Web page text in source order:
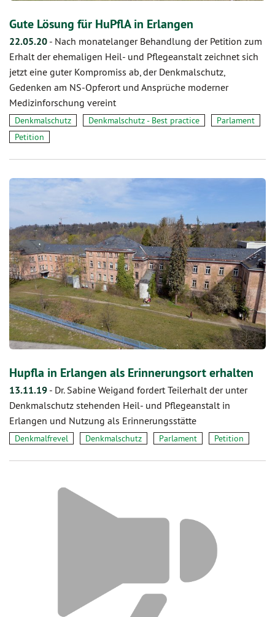
Gute Lösung für HuPflA in Erlangen
22.05.20 - Nach monatelanger Behandlung der Petition zum
Erhalt der ehemaligen Heil- und Pflegeanstalt zeichnet sich
jetzt eine guter Kompromiss ab, der Denkmalschutz,
Gedenken am NS-Opferort und Ansprüche moderner
Medizinforschung vereint
Denkmalschutz Denkmalschutz - Best practice
Parlament
Petition
Hupfla in Erlangen als Erinnerungsort erhalten
13.11.19 - Dr. Sabine Weigand fordert Teilerhalt der unter
Denkmalschutz stehenden Heil- und Pflegeanstalt in
Erlangen und Nutzung als Erinnerungsstätte
Denkmalfrevel Denkmalschutz Parlament Petition